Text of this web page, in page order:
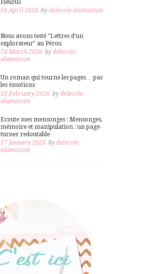
Fleurus
26 April 2026 bydelecole-alamaison
Nous avons testé "Lettres d'un
explorateur" au Pérou
24 March 2026 bydelecole-
alamaison
Un roman qui tourne les pages… pas
les émotions
18 February 2026 bydelecole-
alamaison
Ecoute mes mensonges : Mensonges,
mémoire et manipulation : un page-
turner redoutable
17 January 2026 bydelecole-
alamaison